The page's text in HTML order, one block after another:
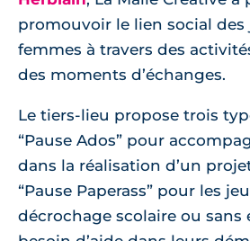
promouvoir le lien social des
femmes à travers des
des moments d’échanges.
Le tiers-lieu propose trois
“Pause Ados” pour
dans la réalisation d’un
“Pause Paperass” pour les
décrochage scolaire ou